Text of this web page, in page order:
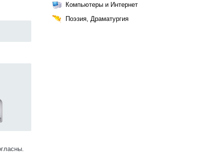
Компьютеры и Интернет
Поэзия, Драматургия